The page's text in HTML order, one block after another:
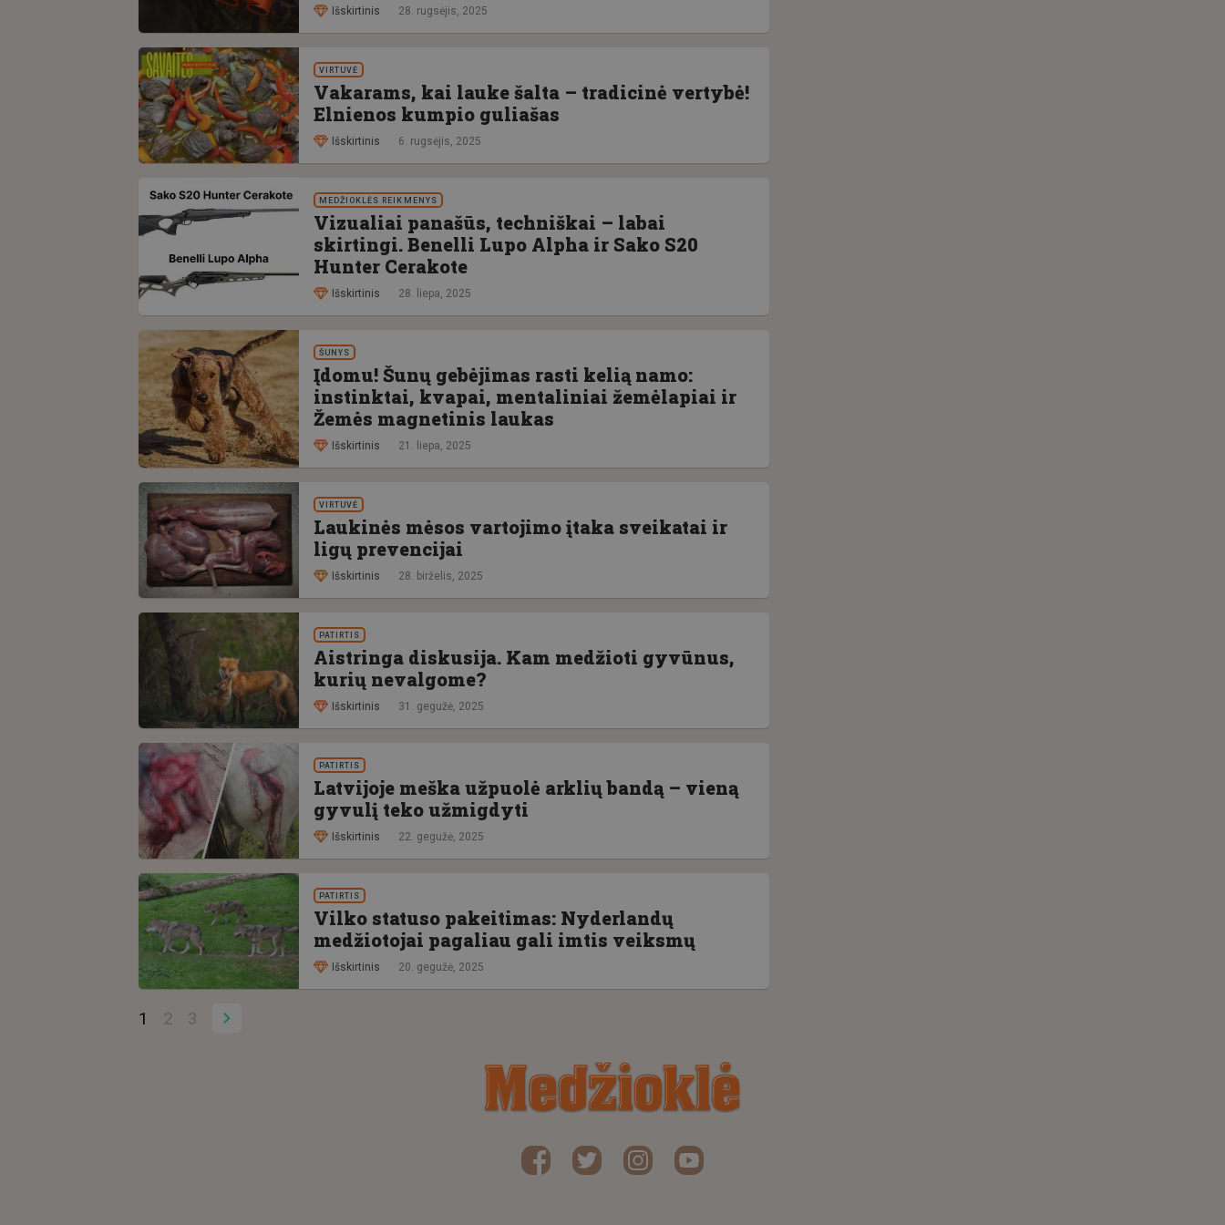
Išskirtinis 28. rugsėjis, 2025
VIRTUVĖ
Vakarams, kai lauke šalta – tradicinė vertybė!
Elnienos kumpio guliašas
Išskirtinis 6. rugsėjis, 2025
MEDŽIOKLĖS REIKMENYS
Vizualiai panašūs, techniškai – labai
skirtingi. Benelli Lupo Alpha ir Sako S20
Hunter Cerakote
Išskirtinis 28. liepa, 2025
ŠUNYS
Įdomu! Šunų gebėjimas rasti kelią namo:
instinktai, kvapai, mentaliniai žemėlapiai ir
Žemės magnetinis laukas
Išskirtinis 21. liepa, 2025
VIRTUVĖ
Laukinės mėsos vartojimo įtaka sveikatai ir
ligų prevencijai
Išskirtinis 28. birželis, 2025
PATIRTIS
Aistringa diskusija. Kam medžioti gyvūnus,
kurių nevalgome?
Išskirtinis 31. gegužė, 2025
PATIRTIS
Latvijoje meška užpuolė arklių bandą – vieną
gyvulį teko užmigdyti
Išskirtinis 22. gegužė, 2025
PATIRTIS
Vilko statuso pakeitimas: Nyderlandų
medžiotojai pagaliau gali imtis veiksmų
Išskirtinis 20. gegužė, 2025
1 2 3